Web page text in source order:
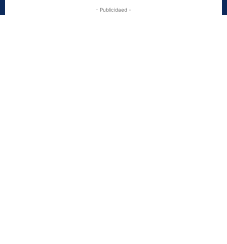
- Publicidaed -